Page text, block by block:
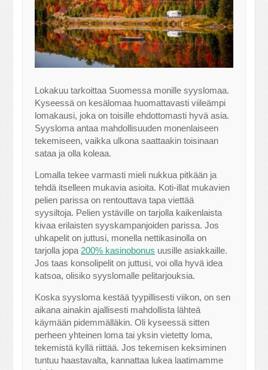
Lokakuu tarkoittaa Suomessa monille syyslomaa.
Kyseessä on kesälomaa huomattavasti viileämpi
lomakausi, joka on toisille ehdottomasti hyvä asia.
Syysloma antaa mahdollisuuden monenlaiseen
tekemiseen, vaikka ulkona saattaakin toisinaan
sataa ja olla koleaa.
Lomalla tekee varmasti mieli nukkua pitkään ja
tehdä itselleen mukavia asioita. Koti-illat mukavien
pelien parissa on rentouttava tapa viettää
syysiltoja. Pelien ystäville on tarjolla kaikenlaista
kivaa erilaisten syyskampanjoiden parissa. Jos
uhkapelit on juttusi, monella nettikasinolla on
tarjolla jopa 200% kasinobonus uusille asiakkaille.
Jos taas konsolipelit on juttusi, voi olla hyvä idea
katsoa, olisiko syyslomalle pelitarjouksia.
Koska syysloma kestää tyypillisesti viikon, on sen
aikana ainakin ajallisesti mahdollista lähteä
käymään pidemmälläkin. Oli kyseessä sitten
perheen yhteinen loma tai yksin vietetty loma,
tekemistä kyllä riittää. Jos tekemisen keksiminen
tuntuu haastavalta, kannattaa lukea laatimamme